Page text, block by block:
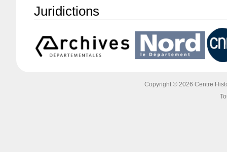
Juridictions
Copyright © 2026 Centre